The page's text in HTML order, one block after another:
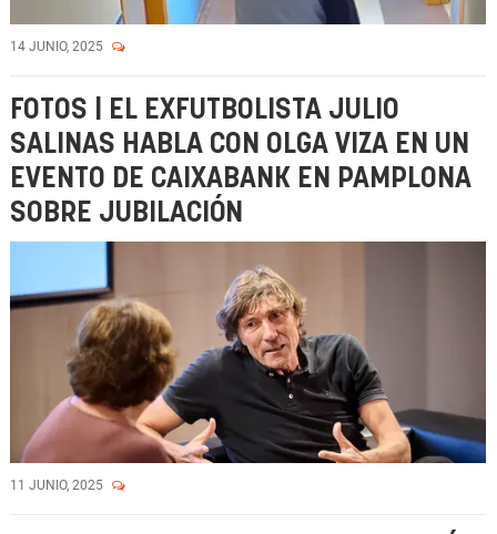
14 JUNIO, 2025
FOTOS | EL EXFUTBOLISTA JULIO
SALINAS HABLA CON OLGA VIZA EN UN
EVENTO DE CAIXABANK EN PAMPLONA
SOBRE JUBILACIÓN
11 JUNIO, 2025